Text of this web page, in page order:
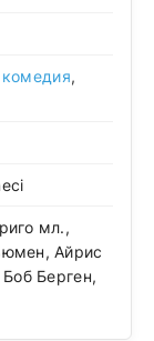
комедия,
мл.,
Айрис
Берген,